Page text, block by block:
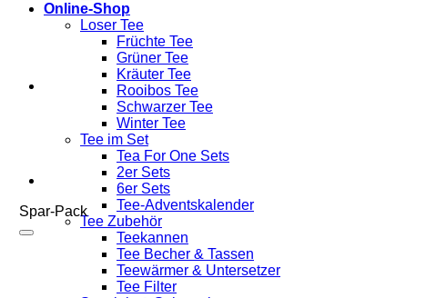
Online-Shop
Loser Tee
Früchte Tee
Grüner Tee
Kräuter Tee
Rooibos Tee
Schwarzer Tee
Winter Tee
Tee im Set
Tea For One Sets
2er Sets
6er Sets
Tee-Adventskalender
Tee Zubehör
Teekannen
Tee Becher & Tassen
Teewärmer & Untersetzer
Tee Filter
Spar-Pack